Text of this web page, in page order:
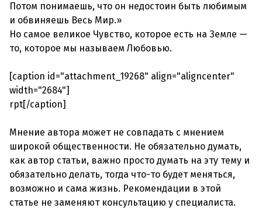
Потом понимаешь, что он недостоин быть любимым
и обвиняешь Весь Мир.»
Но самое великое Чувство, которое есть на Земле —
то, которое мы называем Любовью.
[caption id="attachment_19268" align="aligncenter"
width="2684"]
rpt[/caption]
Мнение автора может не совпадать с мнением
широкой общественности. Не обязательно думать,
как автор статьи, важно просто думать на эту тему и
обязательно делать, тогда что-то будет меняться,
возможно и сама жизнь. Рекомендации в этой
статье не заменяют консультацию у специалиста.